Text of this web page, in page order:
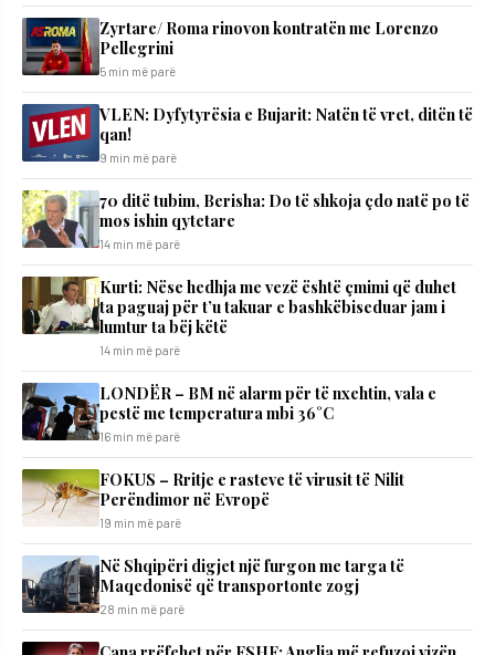
Zyrtare/ Roma rinovon kontratën me Lorenzo
Pellegrini
5 min më parë
VLEN: Dyfytyrësia e Bujarit: Natën të vret, ditën të
qan!
9 min më parë
70 ditë tubim, Berisha: Do të shkoja çdo natë po të
mos ishin qytetare
14 min më parë
Kurti: Nëse hedhja me vezë është çmimi që duhet
ta paguaj për t’u takuar e bashkëbiseduar jam i
lumtur ta bëj këtë
14 min më parë
LONDËR – BM në alarm për të nxehtin, vala e
pestë me temperatura mbi 36°C
16 min më parë
FOKUS – Rritje e rasteve të virusit të Nilit
Perëndimor në Evropë
19 min më parë
Në Shqipëri digjet një furgon me targa të
Maqedonisë që transportonte zogj
28 min më parë